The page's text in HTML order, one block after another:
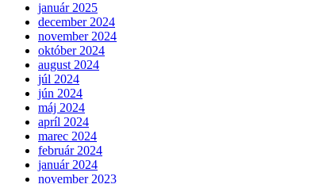
január 2025
december 2024
november 2024
október 2024
august 2024
júl 2024
jún 2024
máj 2024
apríl 2024
marec 2024
február 2024
január 2024
november 2023